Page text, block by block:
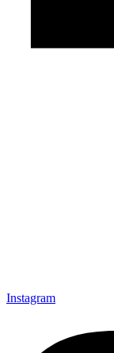
Instagram